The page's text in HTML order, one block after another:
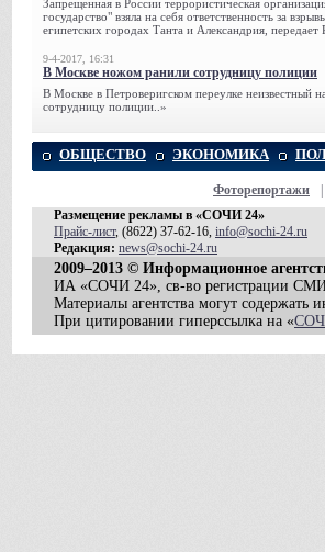
Запрещенная в России террористическая
государство" взяла на себя ответственность за
египетских городах Танта и Александрия, передает
9-4-2017, 16:31
В Москве ножом ранили сотрудницу полиции
В Москве в Петроверигском переулке неизвестный
сотрудницу полиции..»
ОБЩЕСТВО ЭКОНОМИКА
Фоторепортажи
Размещение рекламы в «СОЧИ 24»
Прайс-лист, (8622) 37-62-16, info@sochi-24.ru
Редакция: news@sochi-24.ru
2009–2013 © Информационное
ИА «СОЧИ 24», св-во регистрации
Материалы агентства могут содержать
При цитировании гиперссылка на «